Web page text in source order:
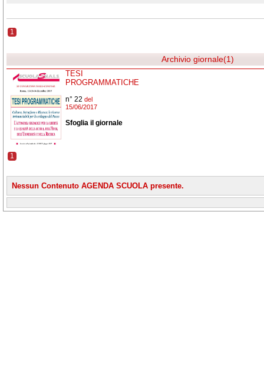
1
Archivio giornale(1)
TESI
PROGRAMMATICHE
n° 22 del
15/06/2017
Sfoglia il giornale
1
Nessun Contenuto AGENDA SCUOLA presente.